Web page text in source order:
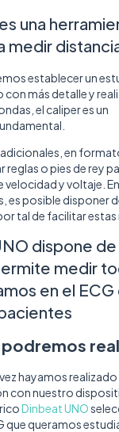
una
medir
establecer un
más detalle y
el caliper es un
en
reglas o pies de rey
velocidad y voltaje.
es posible disponer
tal de facilitar estas
dispone
medir
en el ECG
hayamos realizado
con nuestro
Dinbeat UNO
que queramos